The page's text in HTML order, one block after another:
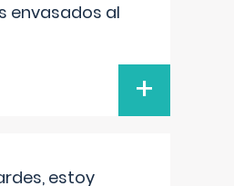
envasados al
+
estoy